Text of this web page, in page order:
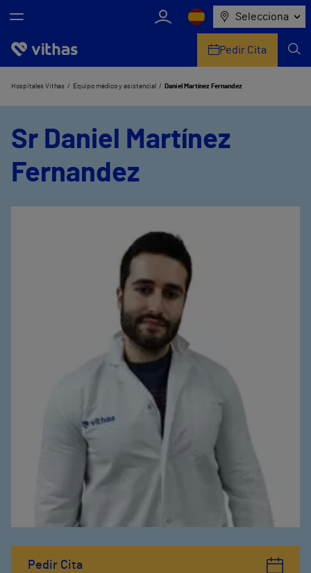
Selecciona
Nosotros
Pedir Cita
Hospitales Vithas Equipo médico y asistencial Daniel Martínez Fernandez
Pedir Cita
Sr Daniel Martínez
Fernandez